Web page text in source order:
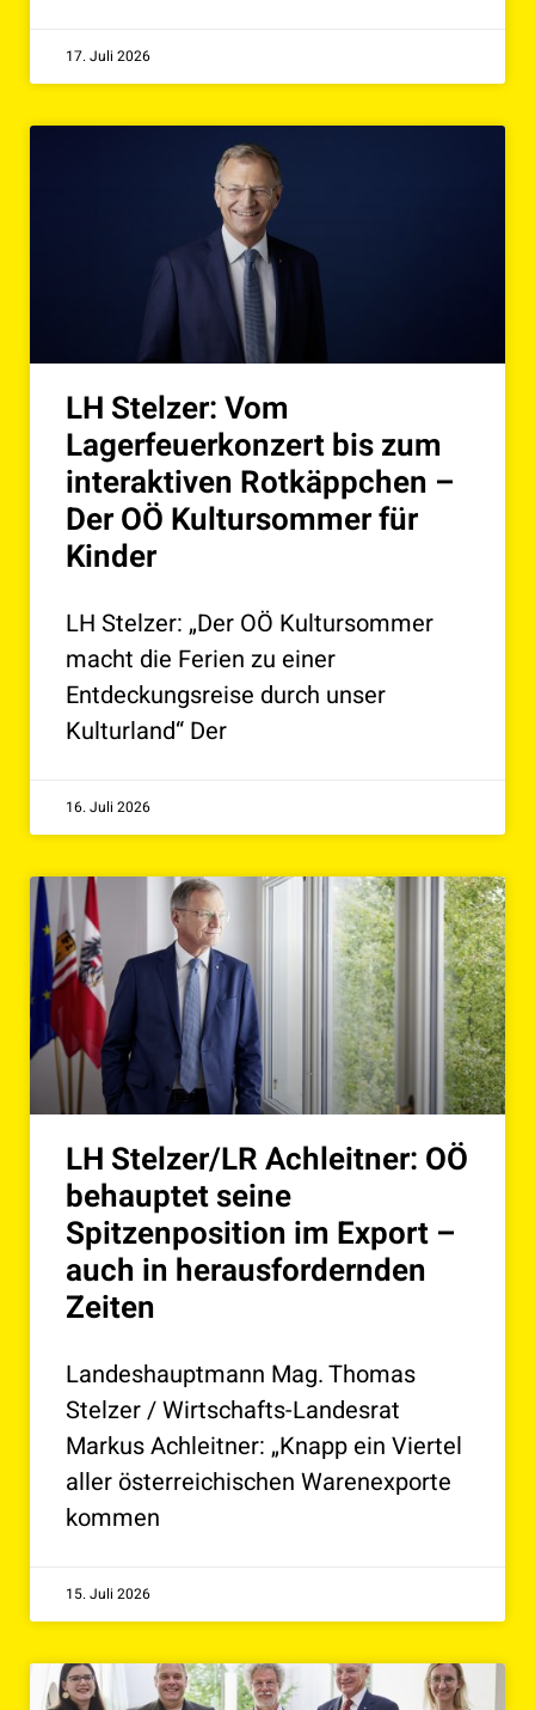
17. Juli 2026
LH Stelzer: Vom
Lagerfeuerkonzert bis zum
interaktiven Rotkäppchen –
Der OÖ Kultursommer für
Kinder
LH Stelzer: „Der OÖ Kultursommer
macht die Ferien zu einer
Entdeckungsreise durch unser
Kulturland“ Der
16. Juli 2026
LH Stelzer/LR Achleitner: OÖ
behauptet seine
Spitzenposition im Export –
auch in herausfordernden
Zeiten
Landeshauptmann Mag. Thomas
Stelzer / Wirtschafts-Landesrat
Markus Achleitner: „Knapp ein Viertel
aller österreichischen Warenexporte
kommen
15. Juli 2026